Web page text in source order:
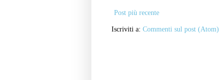
Post più recente
Iscriviti a: Commenti sul post (Atom)